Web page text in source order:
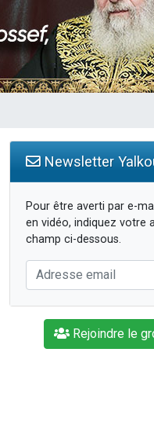
Newsletter
Pour être averti par e-
en vidéo, indiquez votre
champ ci-dessous.
Rejoindre le